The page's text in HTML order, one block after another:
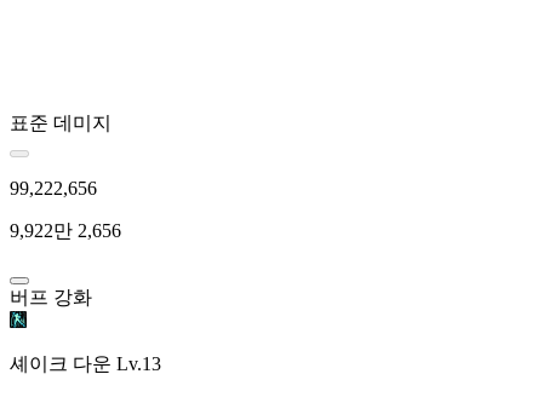
표준 데미지
99,222,656
9,922만 2,656
버프 강화
셰이크 다운 Lv.13